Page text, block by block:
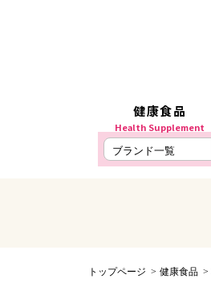
健康食品
Health Supplement
トップページ 健康食品